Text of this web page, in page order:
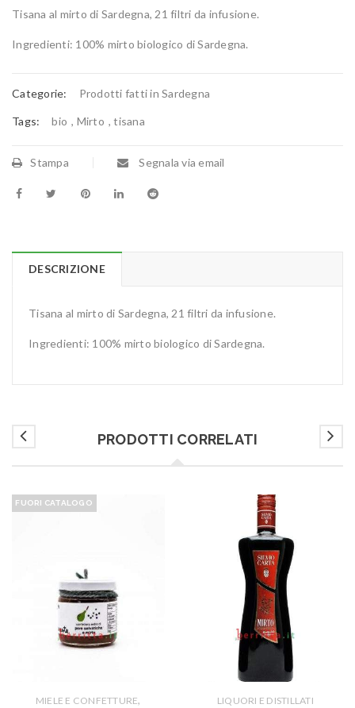
Tisana al mirto di Sardegna, 21 filtri da infusione.
Ingredienti: 100% mirto biologico di Sardegna.
Categorie: Prodotti fatti in Sardegna
Tags: bio , Mirto ,tisana
Stampa Segnala via email
DESCRIZIONE
Tisana al mirto di Sardegna, 21 filtri da infusione.
Ingredienti: 100% mirto biologico di Sardegna.
PRODOTTI CORRELATI
FUORI CATALOGO
MIELE E CONFETTURE, LIQUORI E DISTILLATI